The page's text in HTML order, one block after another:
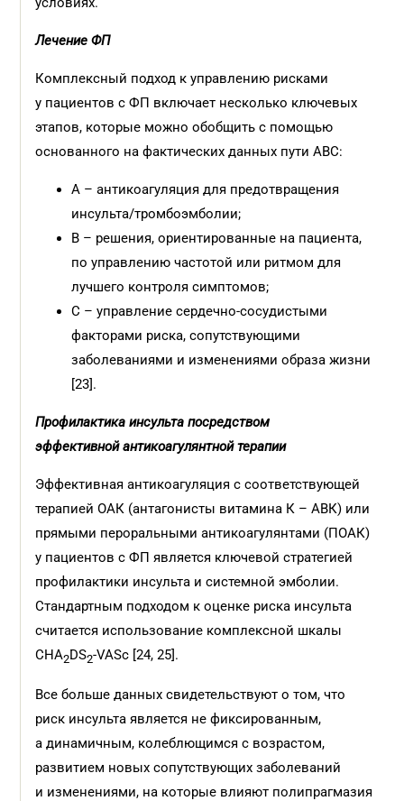
Лечение ФП
Комплексный подход к управлению рисками
у пациентов с ФП включает несколько ключевых
этапов, которые можно обобщить с помощью
основанного на фактических данных пути ABC:
A – антикоагуляция для предотвращения
инсульта/тромбоэмболии;
B – решения, ориентированные на пациента,
по управлению частотой или ритмом для
лучшего контроля симптомов;
C – управление сердечно-сосудистыми
факторами риска, сопутствующими
заболеваниями и изменениями образа жизни
[23].
Профилактика инсульта посредством
эффективнойантикоагулянтной терапии
Эффективная антикоагуляция с соответствующей
терапией ОАК (антагонисты витамина К – АВК) или
прямыми пероральными антикоагулянтами (ПОАК)
у пациентов с ФП является ключевой стратегией
профилактики инсульта и системной эмболии.
Стандартным подходом к оценке риска инсульта
считается использование комплексной шкалы
CHA2DS2-VASc [24, 25].
Все больше данных свидетельствуют о том, что
риск инсульта является не фиксированным,
а динамичным, колеблющимся с возрастом,
развитием новых сопутствующих заболеваний
и изменениями, на которые влияют полипрагмазия